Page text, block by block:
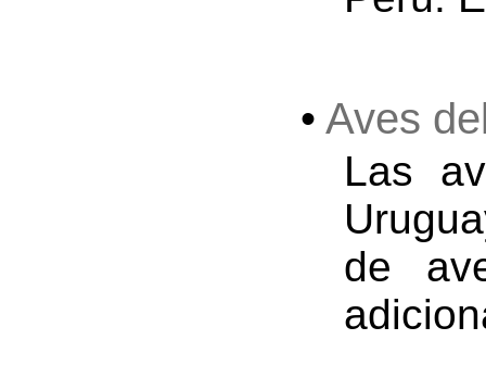
• Aves
Las
de